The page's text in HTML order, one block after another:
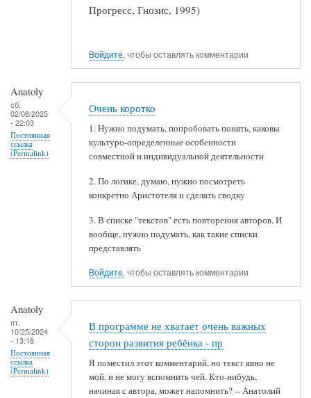
Прогресс, Гнозис, 1995)
Войдите, чтобы оставлять комментарии
Anatoly
сб,
02/08/2025
- 22:03
Постоянная
ссылка
(Permalink)
Очень коротко
1. Нужно подумать, попробовать понять, каковы
культуро-определенные особенности
совместной и индивидуальной деятельности
2. По логике, думаю, нужно посмотреть
конкретно Аристотеля и сделать сводку
3. В списке "текстов" есть повторения авторов. И
вообще, нужно подумать, как такие списки
представлять
Войдите, чтобы оставлять комментарии
Anatoly
пт,
10/25/2024
- 13:16
Постоянная
ссылка
(Permalink)
В программе не хватает очень важных
сторон развития ребёнка - пр
Я поместил этот комментарий, но текст явно не
мой, и не могу вспомнить чей. Кто-нибудь,
начиная с автора, может напомнить? -- Анатолий